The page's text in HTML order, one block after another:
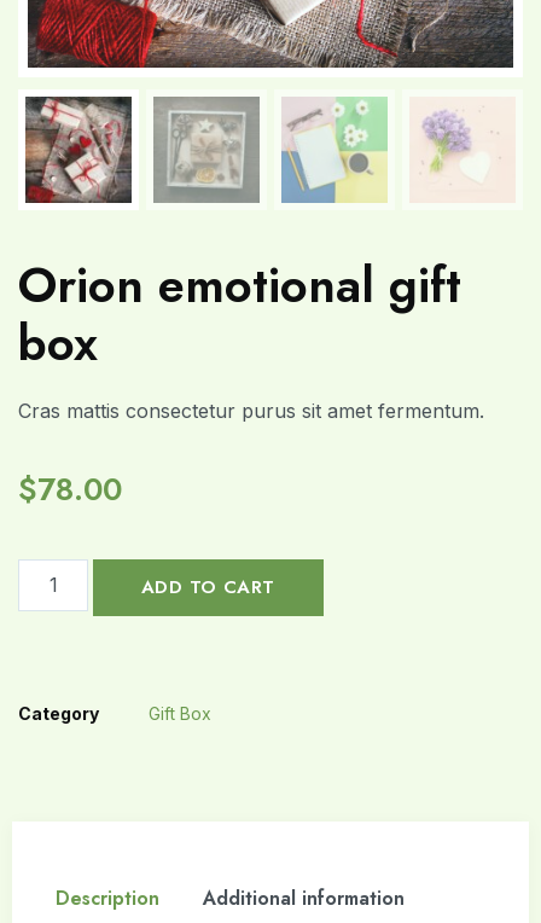
Orion emotional gift
box
Cras mattis consectetur purus sit amet fermentum.
$78.00
ADD TO CART
Category Gift Box
Description Additional information